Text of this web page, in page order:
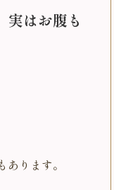
実はお腹も
ります。